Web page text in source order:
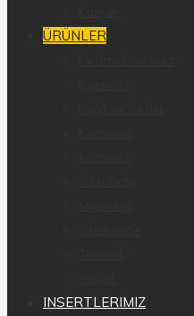
ÜRÜNLER
INSERTLERIMIZ